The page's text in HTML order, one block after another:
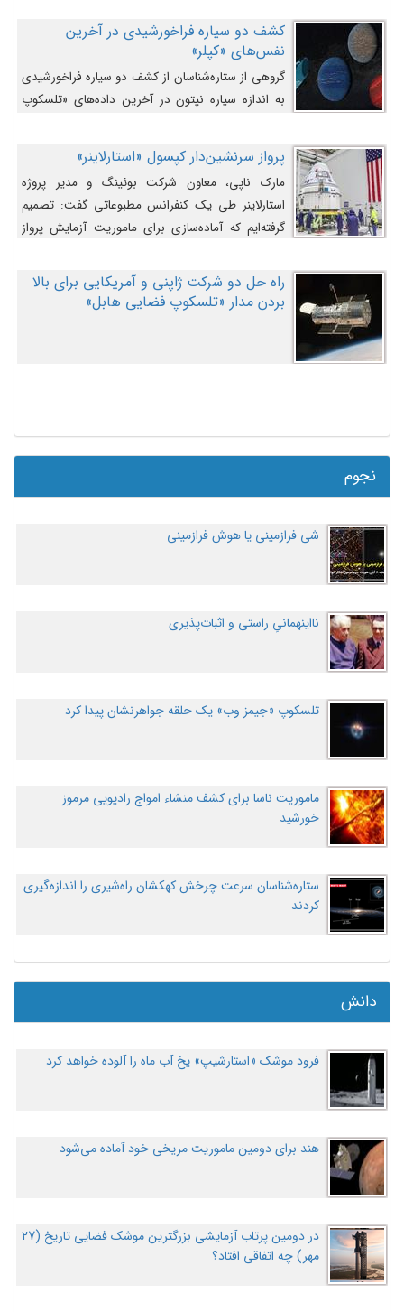
کشف دو سیاره فراخورشیدی در آخرین
نفس‌های «کپلر»
گروهی از ستاره‌شناسان از کشف دو سیاره فراخورشیدی
به اندازه سیاره نپتون در آخرین داده‌های «تلسکوپ
پرواز سرنشین‌دار کپسول «استارلاینر»
مارک ناپی، معاون شرکت بوئینگ و مدیر پروژه
استارلاینر طی یک کنفرانس مطبوعاتی گفت: تصمیم
گرفته‌ایم که آماده‌سازی برای ماموریت آزمایش پرواز
اصلاح کنیم.
راه حل دو شرکت ژاپنی و آمریکایی برای بالا
بردن مدار «تلسکوپ فضایی هابل»
نجوم
شی فرازمینی یا هوش فرازمینی
نااینهمانیِ راستی و اثبات‌پذیری
تلسکوپ «جیمز وب» یک حلقه جواهرنشان پیدا کرد
ماموریت ناسا برای کشف منشاء امواج رادیویی مرموز
خورشید
ستاره‌شناسان سرعت چرخش کهکشان راه‌شیری را اندازه‌گیری
کردند
دانش
فرود موشک «استارشیپ» یخ آب ماه را آلوده خواهد کرد
هند برای دومین ماموریت مریخی خود آماده می‌شود
در دومین پرتاب آزمایشی بزرگترین موشک فضایی تاریخ (27
مهر‌) چه اتفاقی افتاد؟